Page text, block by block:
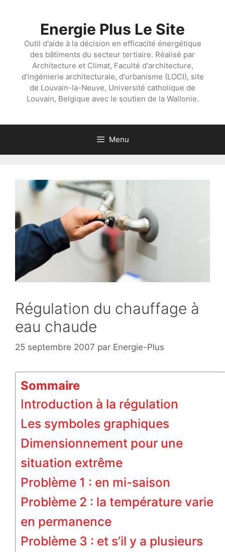
Energie Plus Le Site
Outil d'aide à la décision en efficacité énergétique
des bâtiments du secteur tertiaire. Réalisé par
Architecture et Climat, Faculté d'architecture,
d'ingénierie architecturale, d'urbanisme (LOCI), site
de Louvain-la-Neuve, Université catholique de
Louvain, Belgique avec le soutien de la Wallonie.
Menu
Régulation du chauffage à
eau chaude
25 septembre 2007 par Energie-Plus
Sommaire
Introduction à la régulation
Les symboles graphiques
Dimensionnement pour une
situation extrême
Problème 1 : en mi-saison
Problème 2 : la température varie
en permanence
Problème 3 : et s’il y a plusieurs